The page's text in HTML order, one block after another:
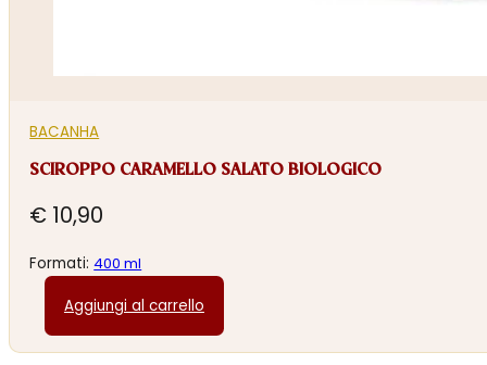
BACANHA
SCIROPPO CARAMELLO SALATO BIOLOGICO
€ 10,90
Formati:400 ml
Aggiungi al carrello